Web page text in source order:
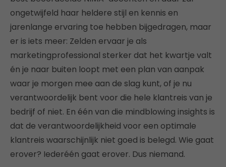
ongetwijfeld haar heldere stijl en kennis en
jarenlange ervaring toe hebben bijgedragen, maar
er is iets meer: Zelden ervaar je als
marketingprofessional sterker dat het kwartje valt
én je naar buiten loopt met een plan van aanpak
waar je morgen mee aan de slag kunt, of je nu
verantwoordelijk bent voor die hele klantreis van je
bedrijf of niet. En één van die mindblowing insights is
dat de verantwoordelijkheid voor een optimale
klantreis waarschijnlijk niet goed is belegd. Wie gaat
erover? Iederéén gaat erover. Dus niemand.